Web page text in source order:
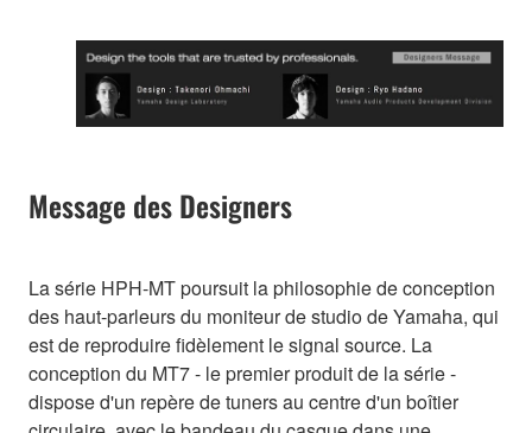
Message des Designers
La série HPH-MT poursuit la philosophie de conception
des haut-parleurs du moniteur de studio de Yamaha, qui
est de reproduire fidèlement le signal source. La
conception du MT7 - le premier produit de la série -
dispose d'un repère de tuners au centre d'un boîtier